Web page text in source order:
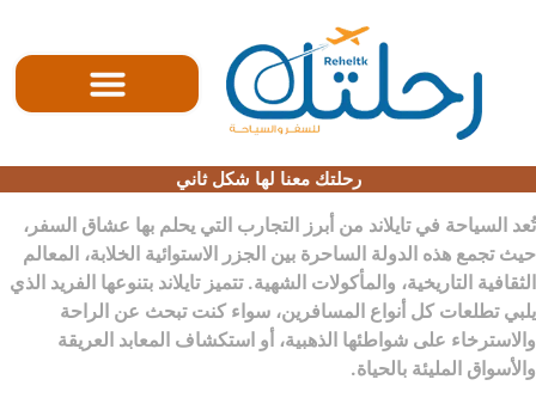
رحلتك معنا لها شكل ثاني
تُعد السياحة في تايلاند من أبرز التجارب التي يحلم بها عشاق السفر،
حيث تجمع هذه الدولة الساحرة بين الجزر الاستوائية الخلابة، المعالم
الثقافية التاريخية، والمأكولات الشهية. تتميز تايلاند بتنوعها الفريد الذي
يلبي تطلعات كل أنواع المسافرين، سواء كنت تبحث عن الراحة
والاسترخاء على شواطئها الذهبية، أو استكشاف المعابد العريقة
والأسواق المليئة بالحياة.